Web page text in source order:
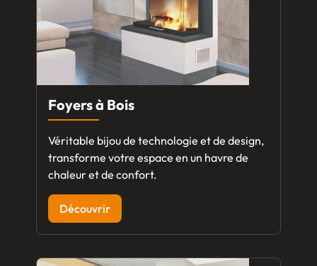
Foyers à Bois
Véritable bijou de technologie et de design,
transforme votre espace en un havre de
chaleur et de confort.
Découvrir